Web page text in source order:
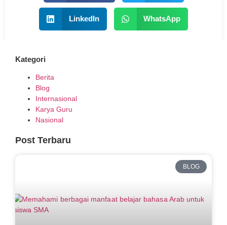
LinkedIn WhatsApp
Kategori
Berita
Blog
Internasional
Karya Guru
Nasional
Post Terbaru
BLOG